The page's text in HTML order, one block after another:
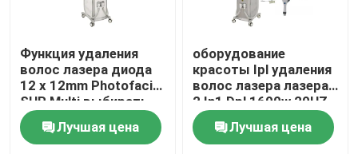
Функция удаления
волос лазера диода
12 x 12mm Photofacial
SHR Multi выбирать
постоянная машина
Лучшая цена
оборудование
красоты Ipl удаления
волос лазера лазера
2 In1 Dpl 1600w 20HZ
Ipl Shr Elight
Лучшая цена